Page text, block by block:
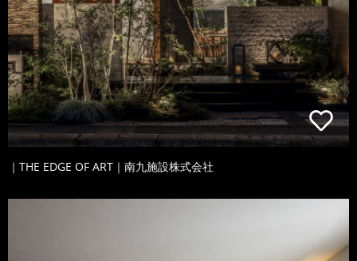
｜THE EDGE OF ART｜南九施設株式会社